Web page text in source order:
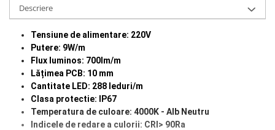
Sursa Alimentare 24V
Lumini LED cu fibra optica
Sursa fibra optica
Cablu Fibra Optica LED
Descriere
Tensiune de alimentare: 220V
Putere: 9W/m
Flux luminos: 700lm/m
Lățimea PCB: 10 mm
Cantitate LED: 288 leduri/m
Clasa protectie: IP67
Temperatura de culoare: 4000K - Alb Neutru
Indicele de redare a culorii: CRI> 90Ra